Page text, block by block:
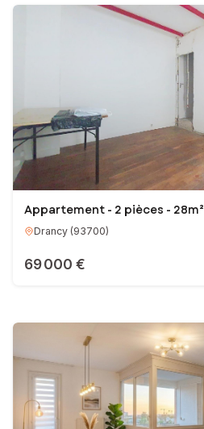
Appartement - 2 pièces - 28m²
Drancy (93700)
69 000 €